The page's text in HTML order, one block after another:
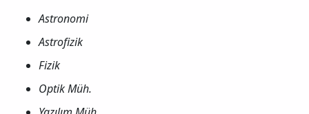
Astronomi
Astrofizik
Fizik
Optik Müh.